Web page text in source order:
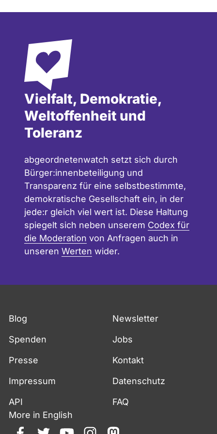
Vielfalt, Demokratie,
Weltoffenheit und
Toleranz
abgeordnetenwatch setzt sich durch
Bürger:innenbeteiligung und
Transparenz für eine selbstbestimmte,
demokratische Gesellschaft ein, in der
jede:r gleich viel wert ist. Diese Haltung
spiegelt sich neben unserem Codex für
die Moderation von Anfragen auch in
unseren Werten wider.
Blog Newsletter
Spenden Jobs
Presse Kontakt
Impressum Datenschutz
API
FAQ
More in English